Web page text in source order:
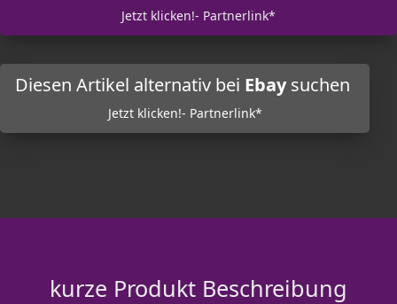
Jetzt klicken!- Partnerlink*
Diesen Artikel alternativ bei Ebaysuchen
Jetzt klicken!- Partnerlink*
kurze Produkt Beschreibung